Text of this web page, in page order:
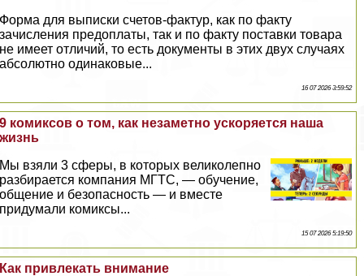
Форма для выписки счетов-фактур, как по факту
зачисления предоплаты, так и по факту поставки товара
не имеет отличий, то есть документы в этих двух случаях
абсолютно одинаковые...
16 07 2026 3:59:52
9 комиксов о том, как незаметно ускоряется наша
жизнь
Мы взяли 3 сферы, в которых великолепно
разбирается компания МГТС, — обучение,
общение и безопасность — и вместе
придумали комиксы...
15 07 2026 5:19:50
Как привлекать внимание